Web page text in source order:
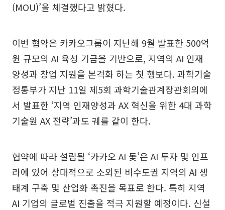
(MOU)’을 체결했다고 밝혔다.
이번 협약은 카카오그룹이 지난해 9월 발표한 500억
원 규모의 AI 육성 기금을 기반으로, 지역의 AI 인재
양성과 창업 지원을 본격화 하는 첫 행보다. 과학기술
정통부가 지난 11일 제5회 과학기술관계장관회의에
서 발표한 ‘지역 인재양성과 AX 혁신을 위한 4대 과학
기술원 AX 전략’과도 궤를 같이 한다.
협약에 따라 설립될 ‘카카오 AI 돛’은 AI 투자 및 인프
라에 있어 상대적으로 소외된 비수도권 지역의 AI 생
태계 구축 및 산업화 촉진을 목표로 한다. 특히 지역
AI 기업의 글로벌 진출을 적극 지원할 예정이다. 신설